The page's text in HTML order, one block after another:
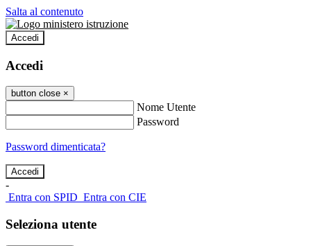
Salta al contenuto
Accedi
Accedi
button close ×
Nome Utente
Password
Password dimenticata?
-
Entra con SPID Entra con CIE
Seleziona utente